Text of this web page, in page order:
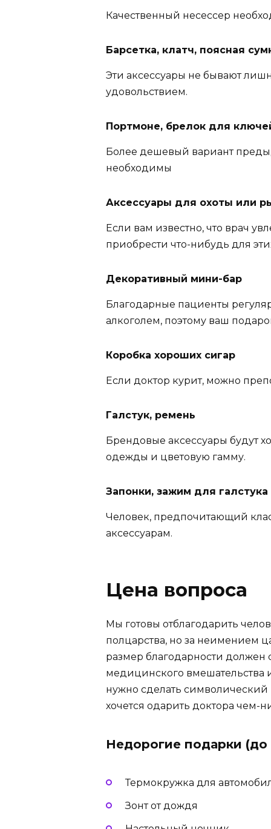
Качественный несессер
Барсетка, клатч, поясная
Эти аксессуары не бывают
удовольствием.
Портмоне, брелок для
Более дешевый вариант
необходимы
Аксессуары для охоты или
Если вам известно, что врач
приобрести что-нибудь для
Декоративный мини-бар
Благодарные пациенты
алкоголем, поэтому ваш
Коробка хороших сигар
Если доктор курит, можно
Галстук, ремень
Брендовые аксессуары будут
одежды и цветовую гамму.
Запонки, зажим для галстука
Человек, предпочитающий
аксессуарам.
Цена вопроса
Мы готовы отблагодарить
полцарства, но за неимением
размер благодарности должен
медицинского вмешательства
нужно сделать символический
хочется одарить доктора чем-
Недорогие подарки (до
Термокружка для
Зонт от дождя